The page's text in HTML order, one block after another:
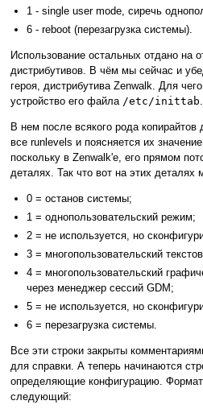
1 - single user mode, сиречь
6 - reboot (перезагрузка системы).
Использование остальных отдано на
дистрибутивов. В чём мы сейчас и
героя, дистрибутива Zenwalk. Для
устройство его файла /etc/inittab.
В нем после всякого рода
все runlevels и поясняется их
поскольку в Zenwalk'е, его прямом
деталях. Так что вот на этих деталях
0 = останов системы;
1 = однопользовательский режим;
2 = не используется, но
3 = многопользовательский
4 = многопользовательский
через менеджер сессий GDM;
5 = не используется, но
6 = перезагрузка системы.
Все эти строки закрыты
для справки. А теперь начинаются
определяющие конфигурацию.
следующий: